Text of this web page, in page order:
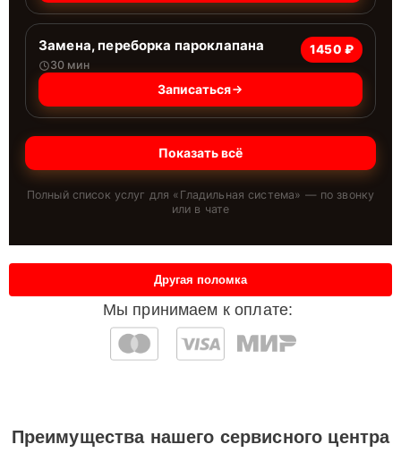
Замена, переборка пароклапана
30 мин
1450 ₽
Записаться
Показать всё
Полный список услуг для « Гладильная система» — по звонку
или в чате
Мы принимаем к оплате:
Другая поломка
Преимущества нашего сервисного центра